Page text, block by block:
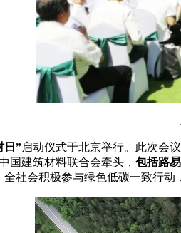
日”启动仪式于北京举行。此次会
国建筑材料联合会牵头， 包括路
全社会积极参与绿色低碳一致行动